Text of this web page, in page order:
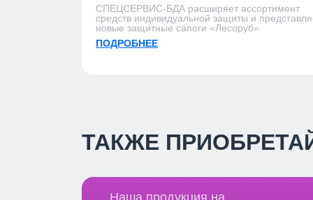
СПЕЦСЕРВИС-БДА расширяет ассортимент
средств индивидуальной защиты и
новые защитные сапоги «Лесоруб».
ПОДРОБНЕЕ
ТАКЖЕ